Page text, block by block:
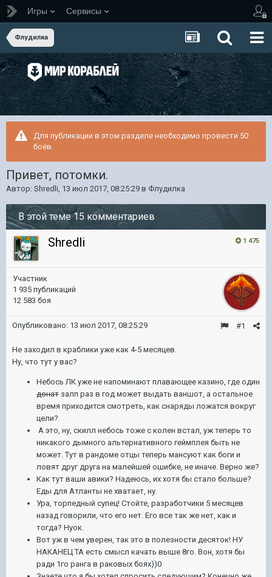
Игры Сервисы
Флудилка
Для публикации в этом разделе необходимо провести 50
боёв.
Привет, потомки.
Автор: Shredli, 13 июл 2017, 08:25:29 в Флудилка
В этой теме 15 комментариев
1 475
Shredli
Участник
1 935 публикаций
12 583 боя
#1
Опубликовано: 13 июл 2017, 08:25:29
Не заходил в краблики уже как 4-5 месяцев.
Ну, что тут у вас?
Небось ЛК уже не напоминают плавающее казино, где один
донат залп раз в год может выдать ваншот, а остальное
время приходится смотреть, как снаряды ложатся вокруг
цели?
А это, ну, скилл небось тоже с колен встал, уж теперь то
никакого дымного альтернативного геймплея быть не
может. Тут в рандоме отцы теперь мансуют как боги и
ловят друг друга на малейшей ошибке, не иначе. Верно же?
Как тут ваши авики? Надеюсь, их хотя бы стало больше?
Еды для Атланты не хватает, ну.
Ура, торпедный супец! Стойте, разработчики 5 месяцев
назад говорили, что его нет. Его все так же нет, как и
тогда? Нуок.
Вот уж в чем уверен, так это в полезности десяток! НУ
НАКАНЕЦ ТА есть смысл качать выше 8го. Вон, хотя бы
ради 1го ранга в раковых боях))0